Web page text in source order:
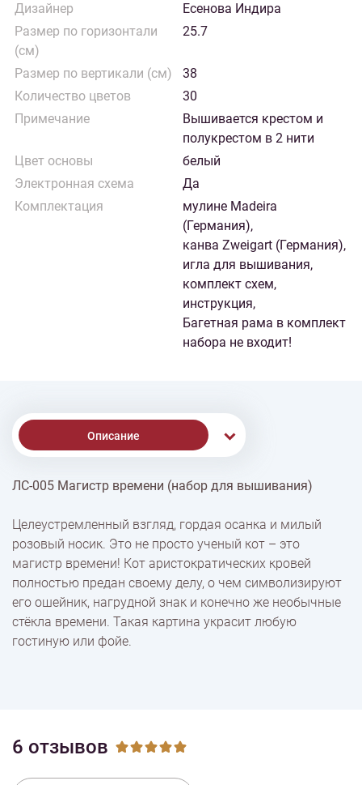
Дизайнер
Есенова Индира
Размер по горизонтали
(см)
25.7
Размер по вертикали (см)
38
Количество цветов
30
Примечание
Вышивается крестом и
полукрестом в 2 нити
Цвет основы
белый
Электронная схема
Да
Комплектация
мулине Madeira
(Германия),
канва Zweigart (Германия),
игла для вышивания,
комплект схем,
инструкция,
Багетная рама в комплект
набора не входит!
Описание
% Скидки
Доставка
Оплата
ЛС-005 Магистр времени (набор для вышивания)
Целеустремленный взгляд, гордая осанка и милый
розовый носик. Это не просто ученый кот – это
магистр времени! Кот аристократических кровей
полностью предан своему делу, о чем символизируют
его ошейник, нагрудной знак и конечно же необычные
стёкла времени. Такая картина украсит любую
гостиную или фойе.
6 отзывов